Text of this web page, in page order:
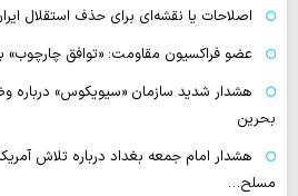
اصلاحات یا نقشه‌ای برای حذف استقلال ایران؟ قرارداد
عضو فراکسیون مقاومت: «توافق چارچوب»
هشدار شدید سازمان «سیویکوس»
بحرین
هشدار امام جمعه بغداد درباره تلاش
مسلح…